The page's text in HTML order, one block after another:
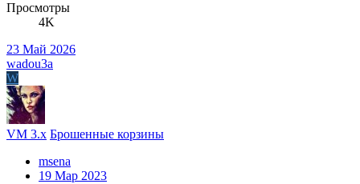
Просмотры
4K
23 Май 2026
wadou3a
W
VM 3.x Брошенные корзины
msena
19 Мар 2023